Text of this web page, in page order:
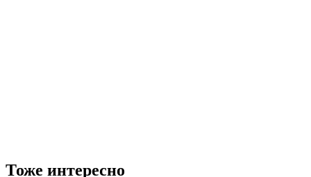
Тоже интересно